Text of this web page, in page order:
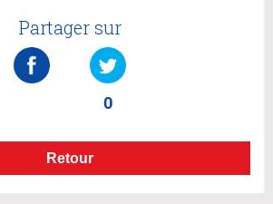
Partager sur
0
Retour